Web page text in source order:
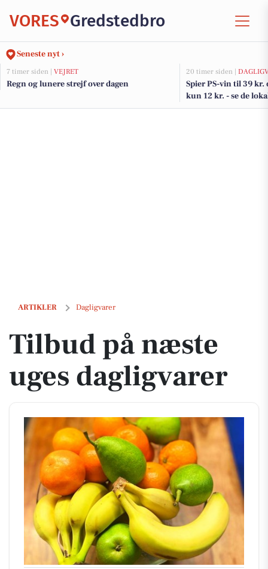
VORES Gredstedbro
Seneste nyt ›
7 timer siden | VEJRET
Regn og lunere strejf over dagen
20 timer siden |
Spier PS-vin til 39
kun 12 kr. - se de
ARTIKLER Dagligvarer
Tilbud på næste uges dagligvarer
Tilbud på næste
uges dagligvarer